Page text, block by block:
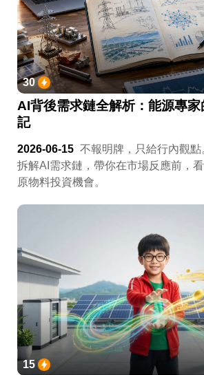
30
AI背後需求鏈全解析：能源專
記
2026-06-15 不報明牌，只給行內觀
拆解AI需求鏈，帶你在市場反應前，
原物料投資機會。
15